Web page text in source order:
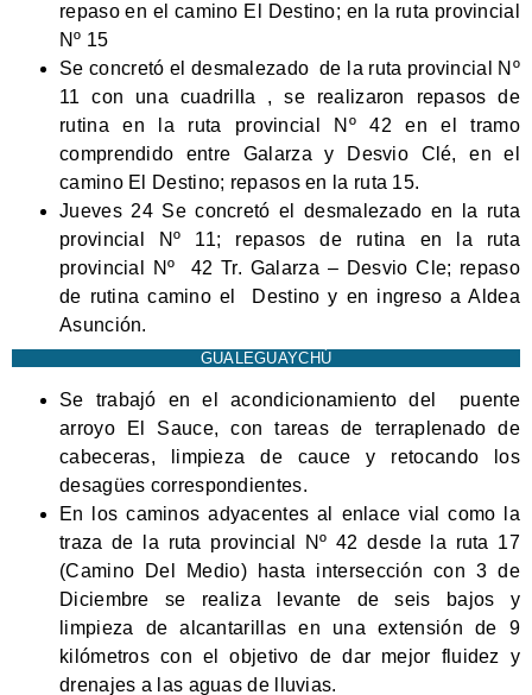
repaso en el camino El Destino; en la ruta provincial
Nº 15
Se concretó el desmalezado de la ruta provincial Nº
11 con una cuadrilla , se realizaron repasos de
rutina en la ruta provincial Nº 42 en el tramo
comprendido entre Galarza y Desvio Clé, en el
camino El Destino; repasos en la ruta 15.
Jueves 24 Se concretó el desmalezado en la ruta
provincial Nº 11; repasos de rutina en la ruta
provincial Nº 42 Tr. Galarza – Desvio Cle; repaso
de rutina camino el Destino y en ingreso a Aldea
Asunción.
GUALEGUAYCHÚ
Se trabajó en el acondicionamiento del puente
arroyo El Sauce, con tareas de terraplenado de
cabeceras, limpieza de cauce y retocando los
desagües correspondientes.
En los caminos adyacentes al enlace vial como la
traza de la ruta provincial Nº 42 desde la ruta 17
(Camino Del Medio) hasta intersección con 3 de
Diciembre se realiza levante de seis bajos y
limpieza de alcantarillas en una extensión de 9
kilómetros con el objetivo de dar mejor fluidez y
drenajes a las aguas de lluvias.